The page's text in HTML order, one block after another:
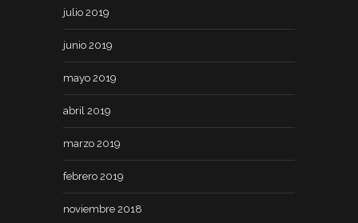
julio 2019
junio 2019
mayo 2019
abril 2019
marzo 2019
febrero 2019
noviembre 2018